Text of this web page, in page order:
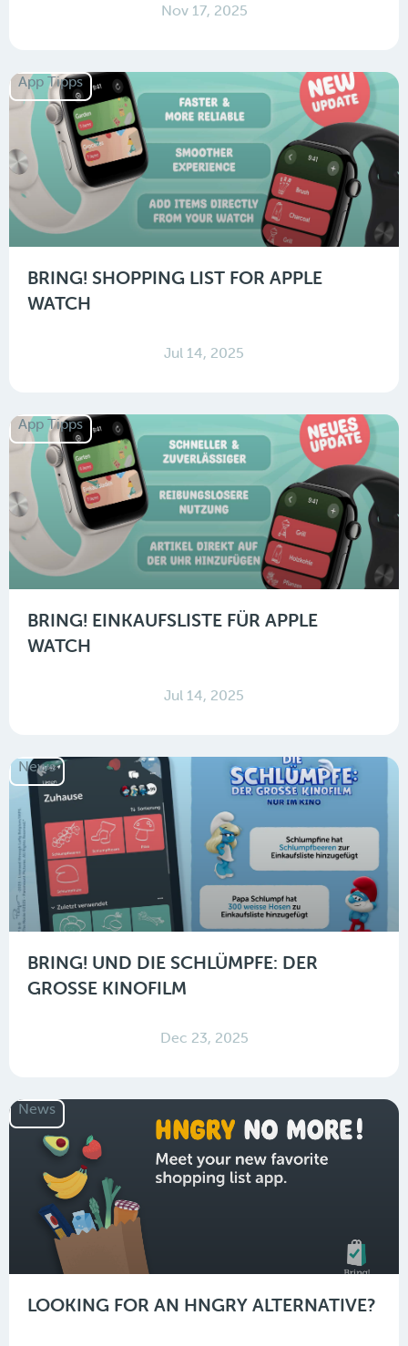
Nov 17, 2025
App Tipps
BRING! SHOPPING LIST FOR APPLE
WATCH
Jul 14, 2025
App Tipps
BRING! EINKAUFSLISTE FÜR APPLE
WATCH
Jul 14, 2025
News
BRING! UND DIE SCHLÜMPFE: DER
GROSSE KINOFILM
Dec 23, 2025
News
LOOKING FOR AN HNGRY ALTERNATIVE?